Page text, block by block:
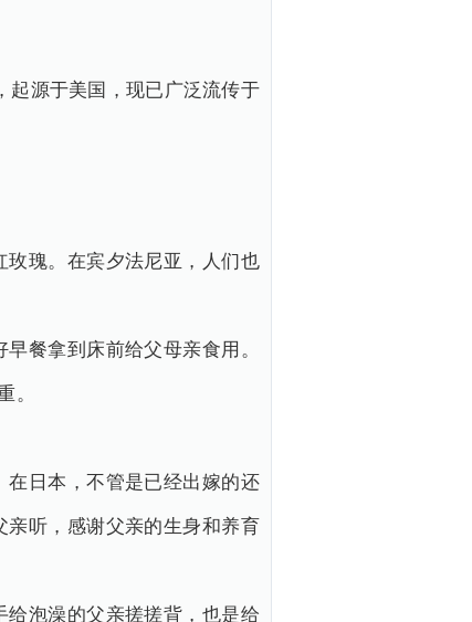
起源于美国，现已广泛流传于
瑰。在宾夕法尼亚，人们也
餐拿到床前给父母亲食用。
。
日本，不管是已经出嫁的还
听，感谢父亲的生身和养育
泡澡的父亲搓搓背，也是给